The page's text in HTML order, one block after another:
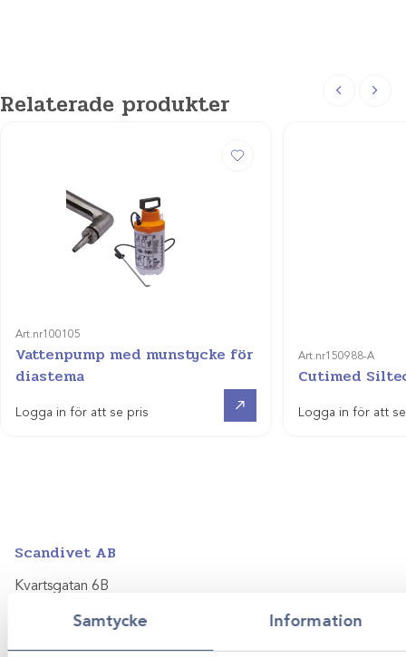
Samtycke Information
Relaterade produkter
Art.nr100105
Vattenpump med munstycke för
diastema
Logga in för att se pris
Art.nr150988-A
Cutimed
Logga in för att
Scandivet AB
Kvartsgatan 6B
749 40 Enköping
info@scandivet.se